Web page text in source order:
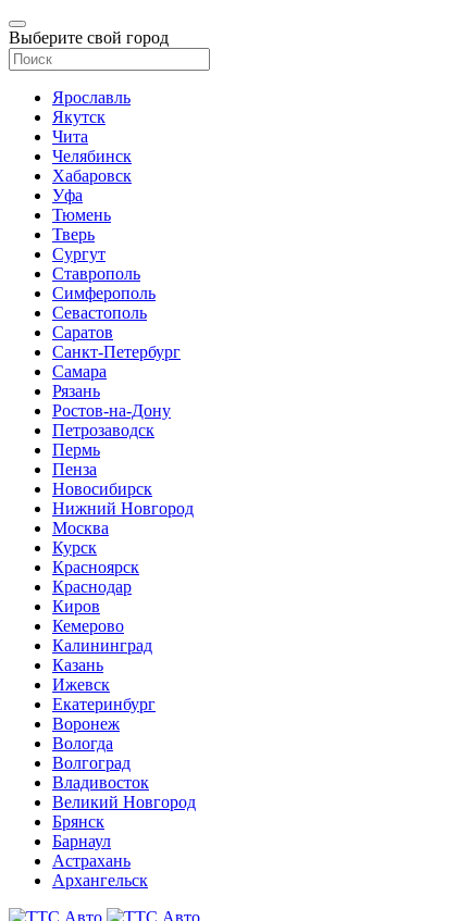
Выберите свой город
Ярославль
Якутск
Чита
Челябинск
Хабаровск
Уфа
Тюмень
Тверь
Сургут
Ставрополь
Симферополь
Севастополь
Саратов
Санкт-Петербург
Самара
Рязань
Ростов-на-Дону
Петрозаводск
Пермь
Пенза
Новосибирск
Нижний Новгород
Москва
Курск
Красноярск
Краснодар
Киров
Кемерово
Калининград
Казань
Ижевск
Екатеринбург
Воронеж
Вологда
Волгоград
Владивосток
Великий Новгород
Брянск
Барнаул
Астрахань
Архангельск